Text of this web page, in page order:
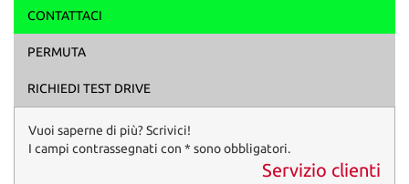
Ho letto e accettol'informativa privacy*
Acconsento al trattamento dei miei dati per finalità di
CONTATTACI
PERMUTA
RICHIEDI TEST DRIVE
Vuoi saperne di più? Scrivici!
I campi contrassegnati con * sono obbligatori.
Servizio clienti